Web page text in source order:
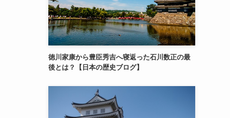
徳川家康から豊臣秀吉へ寝返った石川数正の最
後とは？【日本の歴史ブログ】